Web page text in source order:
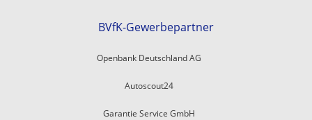
BVfK-Gewerbepartner
Openbank Deutschland AG
Autoscout24
Garantie Service GmbH